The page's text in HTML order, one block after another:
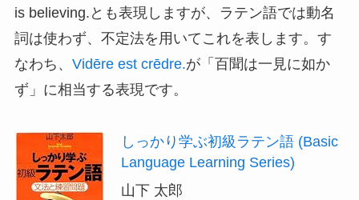
is believing.とも表現しますが、ラテン語では動名
詞は使わず、不定法を用いてこれを表します。す
なわち、 Vidēre est crēdre.が「百聞は一見に如か
ず」に相当する表現です。
しっかり学ぶ初級ラテン語 (Basic
Language Learning Series)
山下 太郎